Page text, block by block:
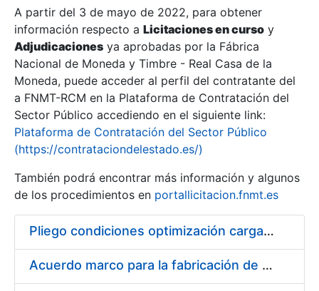
Mostra/Amaga
Mostra/Amaga
Mostra/Amaga
A partir del 3 de mayo de 2022, para obtener
información respecto a Licitaciones en curso y
Adjudicaciones ya aprobadas por la Fábrica
Nacional de Moneda y Timbre - Real Casa de la
Moneda, puede acceder al perfil del contratante del
a FNMT-RCM en la Plataforma de Contratación del
Sector Público accediendo en el siguiente link:
Plataforma de Contratación del Sector Público
(https://contrataciondelestado.es/)
También podrá encontrar más información y algunos
de los procedimientos en portallicitacion.fnmt.es
Pliego condiciones optimización cargas compras firmado
Acuerdo marco para la fabricación de piezas